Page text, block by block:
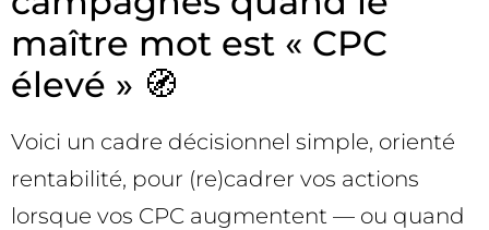
maître mot est « CPC
élevé » 🧭
Voici un cadre décisionnel simple, orienté
rentabilité, pour (re)cadrer vos actions
lorsque vos CPC augmentent — ou quand